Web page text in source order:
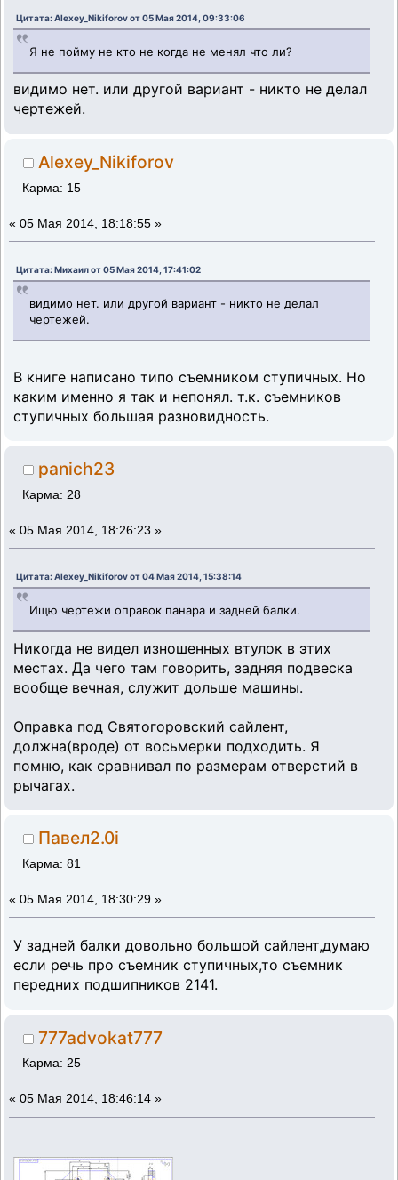
Цитата: Alexey_Nikiforov от 05 Мая 2014, 09:33:06
Я не пойму не кто не когда не менял что ли?
видимо нет. или другой вариант - никто не делал
чертежей.
Alexey_Nikiforov
Карма: 15
« 05 Мая 2014, 18:18:55 »
Цитата: Михаил от 05 Мая 2014, 17:41:02
видимо нет. или другой вариант - никто не делал
чертежей.
В книге написано типо съемником ступичных. Но
каким именно я так и непонял. т.к. съемников
ступичных большая разновидность.
panich23
Карма: 28
« 05 Мая 2014, 18:26:23 »
Цитата: Alexey_Nikiforov от 04 Мая 2014, 15:38:14
Ищю чертежи оправок панара и задней балки.
Никогда не видел изношенных втулок в этих
местах. Да чего там говорить, задняя подвеска
вообще вечная, служит дольше машины.
Оправка под Святогоровский сайлент,
должна(вроде) от восьмерки подходить. Я
помню, как сравнивал по размерам отверстий в
рычагах.
Павел2.0i
Карма: 81
« 05 Мая 2014, 18:30:29 »
У задней балки довольно большой сайлент,думаю
если речь про съемник ступичных,то съемник
передних подшипников 2141.
777advokat777
Карма: 25
« 05 Мая 2014, 18:46:14 »